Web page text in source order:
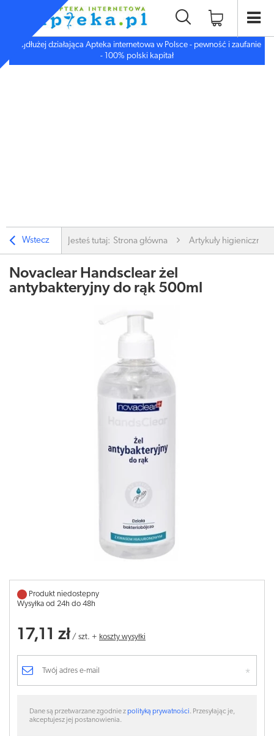
Najdłużej działająca Apteka internetowa w Polsce - pewność i zaufanie
- 100% polski kapitał
Wstecz Jesteś tutaj: Strona główna Artykuły higieniczne
Novaclear Handsclear żel
antybakteryjny do rąk 500ml
Produkt niedostepny
Wysyłka od 24h do 48h
17,11 zł / szt. + koszty wysyłki
Dane są przetwarzane zgodnie zpolityką prywatności. Przesyłając je,
akceptujesz jej postanowienia.